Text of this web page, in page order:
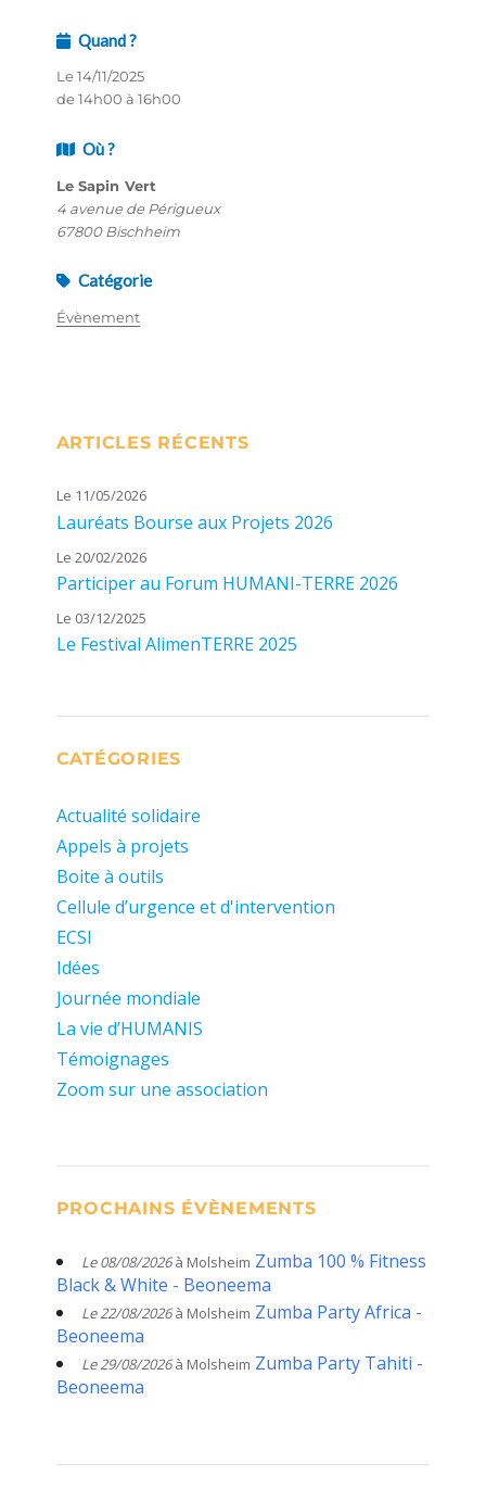
Quand ?
Le 14/11/2025
de 14h00 à 16h00
Où ?
Le Sapin Vert
4 avenue de Périgueux
67800 Bischheim
Catégorie
Évènement
ARTICLES RÉCENTS
Le 11/05/2026
Lauréats Bourse aux Projets 2026
Le 20/02/2026
Participer au Forum HUMANI-TERRE 2026
Le 03/12/2025
Le Festival AlimenTERRE 2025
CATÉGORIES
Actualité solidaire
Appels à projets
Boite à outils
Cellule d’urgence et d'intervention
ECSI
Idées
Journée mondiale
La vie d’HUMANIS
Témoignages
Zoom sur une association
PROCHAINS ÉVÈNEMENTS
Le 08/08/2026à Molsheim Zumba 100 % Fitness
Black & White - Beoneema
Le 22/08/2026à Molsheim Zumba Party Africa -
Beoneema
Le 29/08/2026à Molsheim Zumba Party Tahiti -
Beoneema